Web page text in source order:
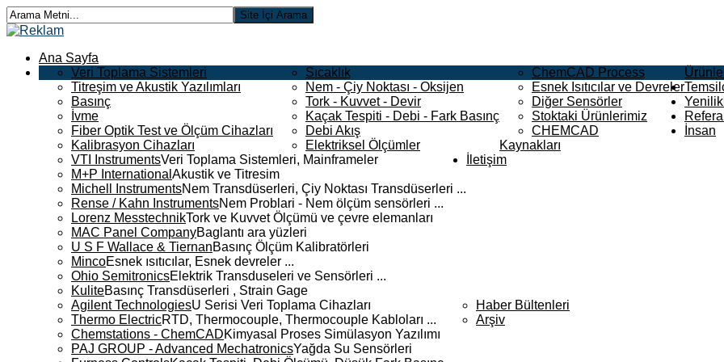
Ana Sayfa
Veri Toplama Sistemleri
Titreşim ve Akustik Yazılımları
Basınç
İvme
Fiber Optik Test ve Ölçüm Cihazları
Kalibrasyon Cihazları
Sıcaklık
Nem - Çiy Noktası - Oksijen
Tork - Kuvvet - Devir
Kaçak Tespiti - Debi - Fark Basınç
Debi Akış
Elektriksel Ölçümler
ChemCAD Process
Esnek Isıtıcılar ve Devreler
Diğer Sensörler
Stoktaki Ürünlerimiz
CHEMCAD
VTI InstrumentsVeri Toplama Sistemleri, Mainframeler
M+P International Akustik ve Titresim
Michell InstrumentsNem Transdüserleri, Çiy Noktası Transdüserleri ...
Rense / Kahn InstrumentsNem Problari - Nem ölçüm sensörleri ...
Lorenz MesstechnikTork ve Kuvvet Ölçümü ve çevre elemanları
MAC Panel CompanyBaglantı ara yüzleri
U S F Wallace & TiernanBasınç Ölçüm Kalibratörleri
MincoEsnek ısıtıcılar, Esnek devreler ...
Ohio SemitronicsElektrik Transduseleri ve Sensörleri ...
KuliteBasınç Transdüserleri , Strain Gage
Agilent TechnologiesU Serisi Veri Toplama Cihazları
Thermo ElectricRTD, Thermocouple, Thermocouple Kabloları ...
Chemstations - ChemCADKimyasal Proses Simülasyon Yazılımı
PAJ GROUP - Advanced MechatronicsYağda Su Sensörleri
Haber Bültenleri
Arşiv
İnsan
Kaynakları
İletişim